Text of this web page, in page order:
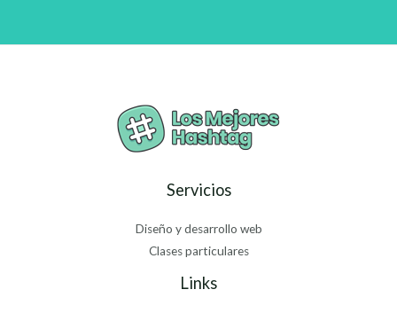
Servicios
Diseño y desarrollo web
Clases particulares
Links